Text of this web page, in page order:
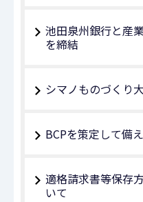
池田泉州銀行と産
を締結
シマノものづくり
BCPを策定して備
適格請求書等保存
いて